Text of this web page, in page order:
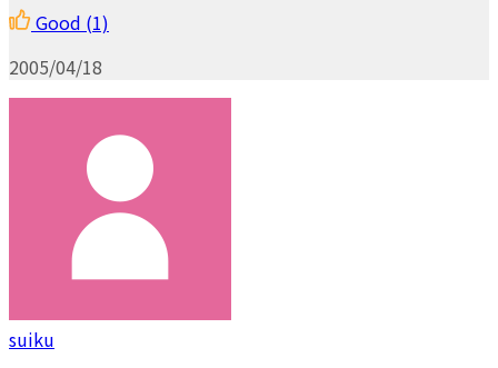
Good (1)
2005/04/18
suiku